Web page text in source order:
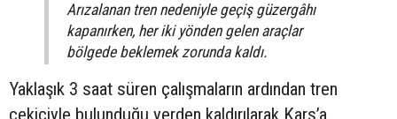
Arızalanan tren nedeniyle geçiş güzergâhı
kapanırken, her iki yönden gelen araçlar
bölgede beklemek zorunda kaldı.
Yaklaşık 3 saat süren çalışmaların ardından tren